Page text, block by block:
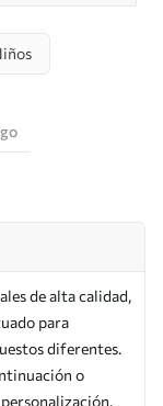
de alta calidad,
para
diferentes.
o